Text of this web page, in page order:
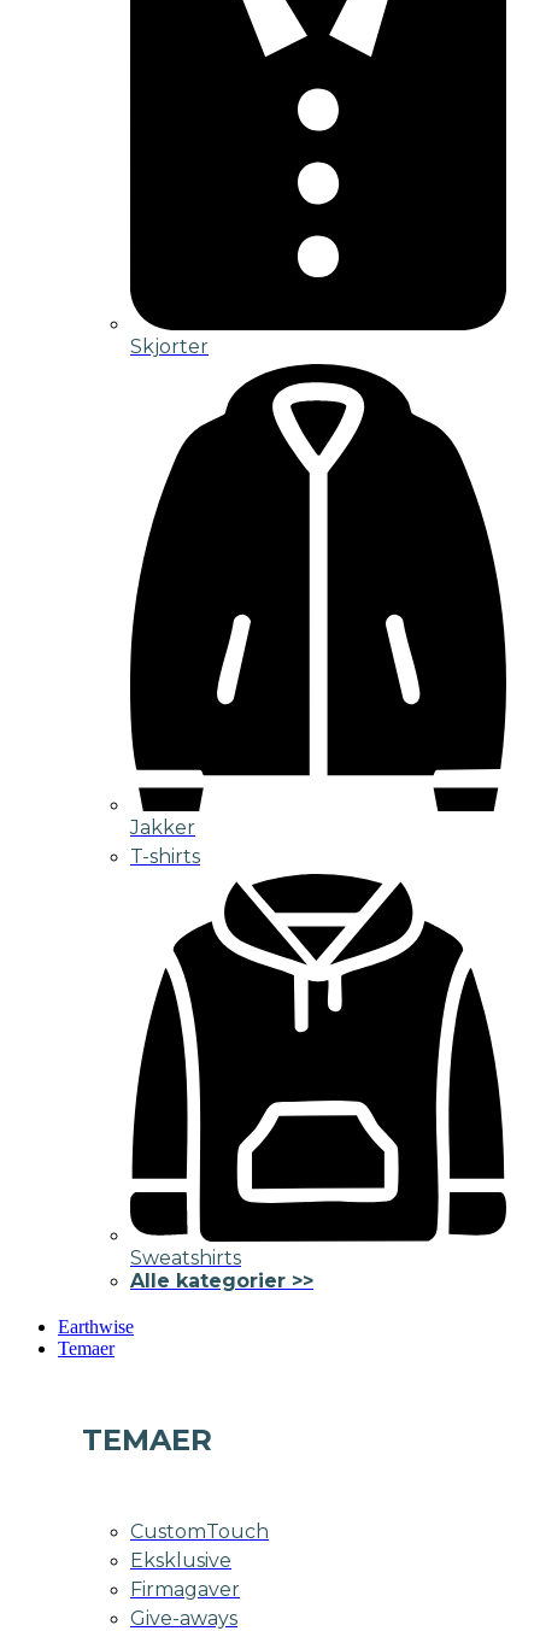
Skjorter
Jakker
T-shirts
Sweatshirts
Alle kategorier >>
Earthwise
Temaer
TEMAER
CustomTouch
Eksklusive
Firmagaver
Give-aways